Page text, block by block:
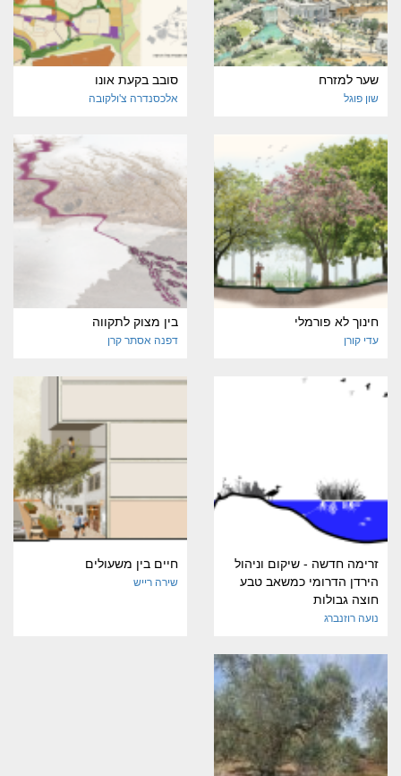
שער למזרח
שון פוגל
סובב בקעת אונו
אלכסנדרה צ'ולקובה
חינוך לא פורמלי
עדי קורן
בין מצוק לתקווה
דפנה אסתר קרן
זרימה חדשה - שיקום וניהול
הירדן הדרומי כמשאב טבע
חוצה גבולות
נועה רוזנברג
חיים בין משעולים
שירה רייש